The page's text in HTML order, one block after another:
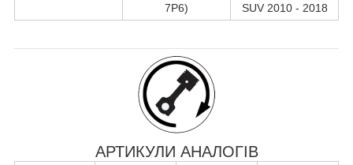
7P6)
SUV 2010 - 2018
АРТИКУЛИ АНАЛОГІВ